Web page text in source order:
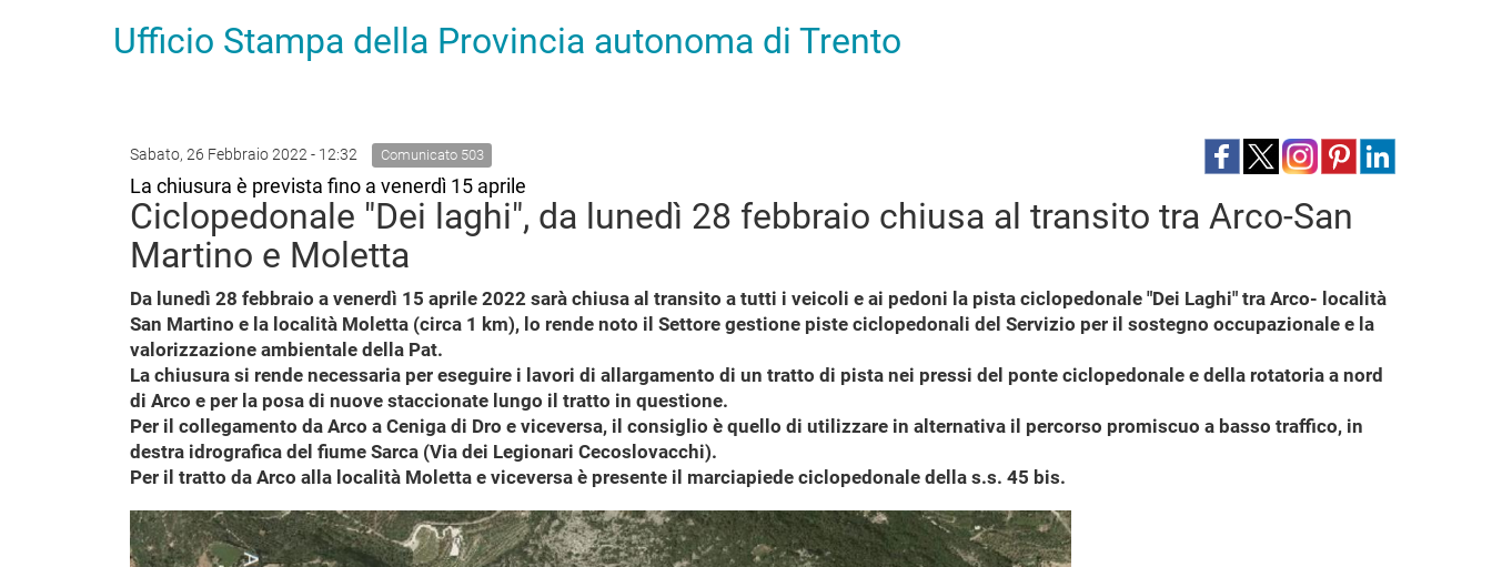
Ufficio Stampa della Provincia autonoma di Trento
Sabato, 26 Febbraio 2022 - 12:32 Comunicato 503
La chiusura è prevista fino a venerdì 15 aprile
Ciclopedonale "Dei laghi", da lunedì 28 febbraio chiusa al transito tra Arco-San
Martino e Moletta
Da lunedì 28 febbraio a venerdì 15 aprile 2022 sarà chiusa al transito a tutti i veicoli e ai pedoni la pista ciclopedonale "Dei Laghi" tra Arco- località
San Martino e la località Moletta (circa 1 km), lo rende noto il Settore gestione piste ciclopedonali del Servizio per il sostegno occupazionale e la
valorizzazione ambientale della Pat.
La chiusura si rende necessaria per eseguire i lavori di allargamento di un tratto di pista nei pressi del ponte ciclopedonale e della rotatoria a nord
di Arco e per la posa di nuove staccionate lungo il tratto in questione.
Per il collegamento da Arco a Ceniga di Dro e viceversa, il consiglio è quello di utilizzare in alternativa il percorso promiscuo a basso traffico, in
destra idrografica del fiume Sarca (Via dei Legionari Cecoslovacchi).
Per il tratto da Arco alla località Moletta e viceversa è presente il marciapiede ciclopedonale della s.s. 45 bis.